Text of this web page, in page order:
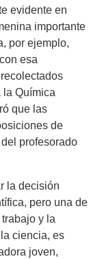
evidente en
importante
por ejemplo,
esa
Química
que las
de
profesorado
la decisión
pero una de
y la
ciencia, es
joven,